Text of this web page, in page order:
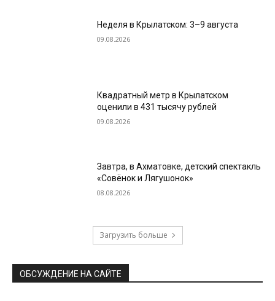
Неделя в Крылатском: 3–9 августа
09.08.2026
Квадратный метр в Крылатском
оценили в 431 тысячу рублей
09.08.2026
Завтра, в Ахматовке, детский спектакль
«Совёнок и Лягушонок»
08.08.2026
Загрузить больше
ОБСУЖДЕНИЕ НА САЙТЕ